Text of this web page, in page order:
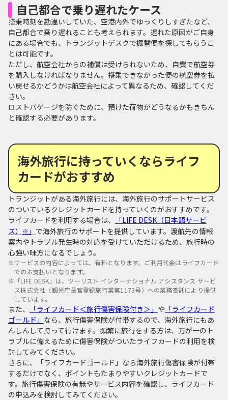
自己都合で乗り遅れたケース
搭乗時刻を勘違いしていた、空港内外でゆっくりしすぎたなど、
自己都合で乗り遅れることも考えられます。遅れた原因がご自身
にある場合でも、トランジットデスクで振替便を探してもらうこ
とは可能です。
ただし、航空会社からの補償は受けられないため、自費で航空券
を購入しなければなりません。搭乗できなかった便の航空券を払
い戻せるかどうかは航空会社によって異なるため、確認してくだ
さい。
ロストバゲージを防ぐために、預けた荷物がどうなるかもきちん
と確認する必要があります。
海外旅行に持っていくならライフ
カードがおすすめ
トランジットがある海外旅行には、海外旅行のサポートサービス
のついているクレジットカードを持っていくのがおすすめです。
ライフカードを利用する場合は、
「LIFE DESK（日本語サービ
ス）
※ 」 で海外旅行のサポートを提供しています。渡航先の情報
案内やトラブル発生時の対応を受けていただけるため、旅行時の
心強い味方になるでしょう。
※サービスの内容によっては、有料となります。ご利用代金はライフカード
でのお支払いとなります。
※ 「LIFE DESK」は、ツーリスト インターナショナル アシスタンス サービ
ス株式会社（観光庁長官登録旅行業第1173号）への業務委託により提供
しています。
また、 「ライフカード＜旅行傷害保険付き＞」 や 「ライフカード
ゴールド」 なら、旅行傷害保険が付帯するので、海外旅行にもあ
んしんして持って行けます。頻繁に旅行をする方は、万が一のト
ラブルに備えるために傷害保険がついたライフカードの利用を検
討してみてください。
さらに、「ライフカードゴールド」なら海外旅行傷害保険が付帯
するだけでなく、ポイントもたまりやすいクレジットカードで
す。旅行傷害保険の有無やサービス内容を確認し、ライフカード
の申込みを検討してみてください。